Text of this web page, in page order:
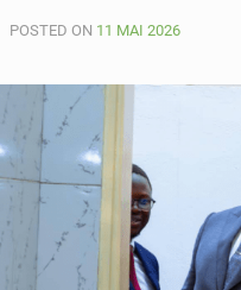
POSTED ON 11 MAI 2026